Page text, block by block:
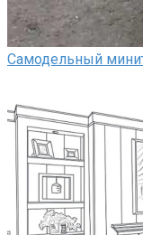
Самодельный